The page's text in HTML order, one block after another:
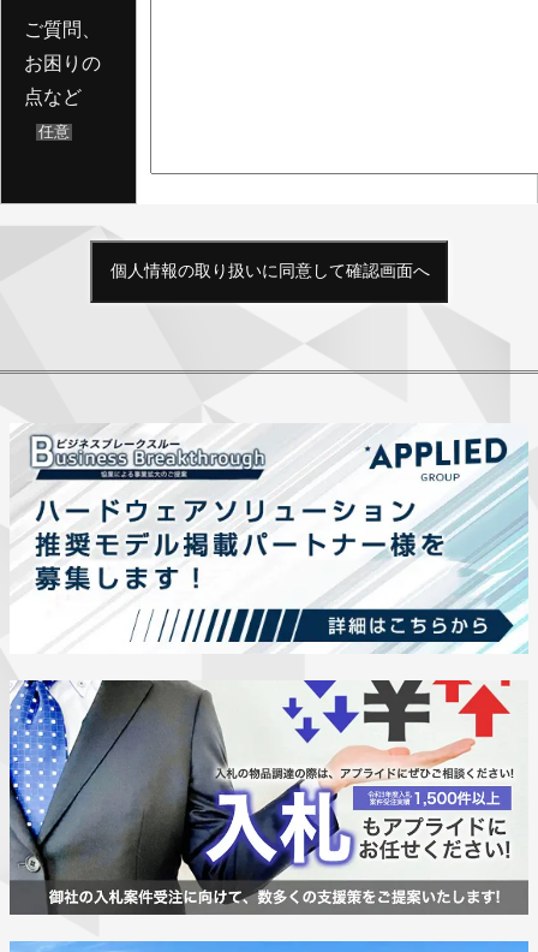
ご質問、
お困りの
点など
任意